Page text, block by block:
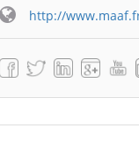
http://